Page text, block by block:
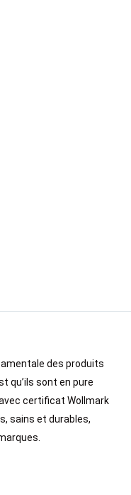
des produits
qu’ils sont en pure
certificat Wollmark
sains et durables,